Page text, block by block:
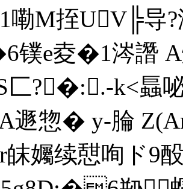
M挃UV╠导
镤e夌�1涔譖
匚?�:.-k<
遯惣� y-腀
皌孎续憇咰ド9